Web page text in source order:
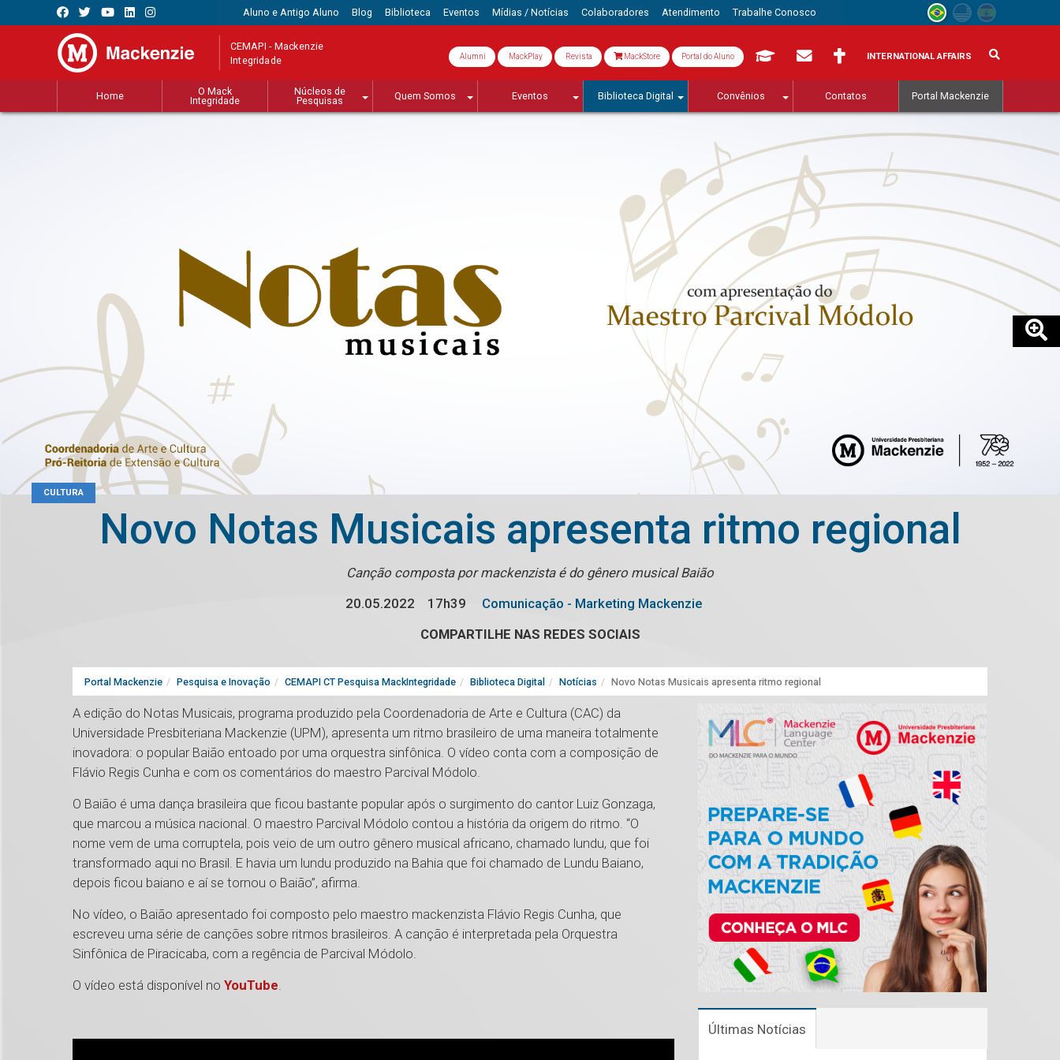
Aluno e Antigo Aluno Blog Biblioteca Eventos Mídias / Notícias Colaboradores Atendimento Trabalhe Conosco
CEMAPI - Mackenzie
Integridade Alumni MackPlay Revista MackStore Portal do Aluno INTERNATIONAL AFFAIRS
Home
O Mack
Integridade
Núcleos de
Pesquisas
Quem Somos Eventos Biblioteca Digital Convênios Contatos Portal Mackenzie
CULTURA
Novo Notas Musicais apresenta ritmo regional
Canção composta por mackenzista é do gênero musical Baião
20.05.2022
17h39
Comunicação - Marketing Mackenzie
COMPARTILHE NAS REDES SOCIAIS
Portal Mackenzie Pesquisa e Inovação CEMAPI CT Pesquisa MackIntegridade Biblioteca Digital Notícias Novo Notas Musicais apresenta ritmo regional
A edição do Notas Musicais, programa produzido pela Coordenadoria de Arte e Cultura (CAC) da
Universidade Presbiteriana Mackenzie (UPM), apresenta um ritmo brasileiro de uma maneira totalmente
inovadora: o popular Baião entoado por uma orquestra sinfônica. O vídeo conta com a composição de
Flávio Regis Cunha e com os comentários do maestro Parcival Módolo.
O Baião é uma dança brasileira que ficou bastante popular após o surgimento do cantor Luiz Gonzaga,
que marcou a música nacional. O maestro Parcival Módolo contou a história da origem do ritmo. “O
nome vem de uma corruptela, pois veio de um outro gênero musical africano, chamado lundu, que foi
transformado aqui no Brasil. E havia um lundu produzido na Bahia que foi chamado de Lundu Baiano,
depois ficou baiano e aí se tornou o Baião”, afirma.
No vídeo, o Baião apresentado foi composto pelo maestro mackenzista Flávio Regis Cunha, que
escreveu uma série de canções sobre ritmos brasileiros. A canção é interpretada pela Orquestra
Sinfônica de Piracicaba, com a regência de Parcival Módolo.
O vídeo está disponível no YouTube.
Últimas Notícias